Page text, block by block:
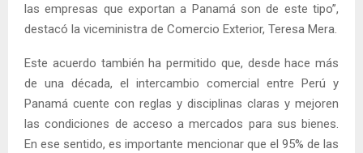
las empresas que exportan a Panamá son de este tipo”,
destacó la viceministra de Comercio Exterior, Teresa Mera.
Este acuerdo también ha permitido que, desde hace más
de una década, el intercambio comercial entre Perú y
Panamá cuente con reglas y disciplinas claras y mejoren
las condiciones de acceso a mercados para sus bienes.
En ese sentido, es importante mencionar que el 95% de las